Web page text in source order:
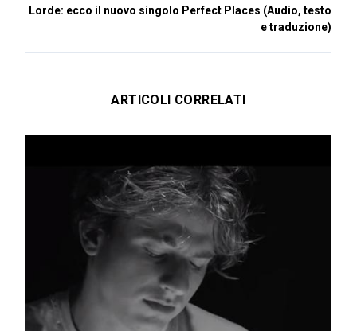
Lorde: ecco il nuovo singolo Perfect Places (Audio, testo
e traduzione)
ARTICOLI CORRELATI